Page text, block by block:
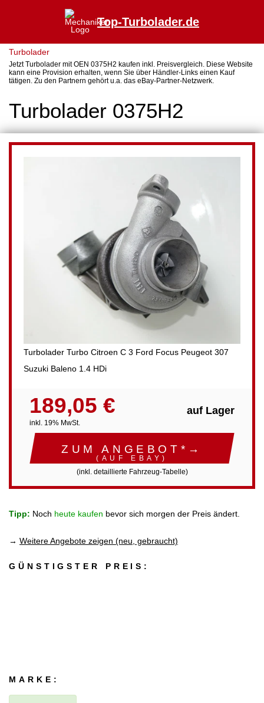
Top-Turbolader.de
Turbolader
Jetzt Turbolader mit OEN 0375H2 kaufen inkl. Preisvergleich. Diese Website
kann eine Provision erhalten, wenn Sie über Händler-Links einen Kauf
tätigen. Zu den Partnern gehört u.a. das eBay-Partner-Netzwerk.
Turbolader 0375H2
Turbolader Turbo Citroen C 3 Ford Focus Peugeot 307
Suzuki Baleno 1.4 HDi
189,05 €
inkl. 19% MwSt.
auf Lager
ZUM ANGEBOT*→
(AUF EBAY)
(inkl. detaillierte Fahrzeug-Tabelle)
Tipp: Noch heute kaufen bevor sich morgen der Preis ändert.
→ Weitere Angebote zeigen (neu, gebraucht)
GÜNSTIGSTER PREIS:
MARKE: